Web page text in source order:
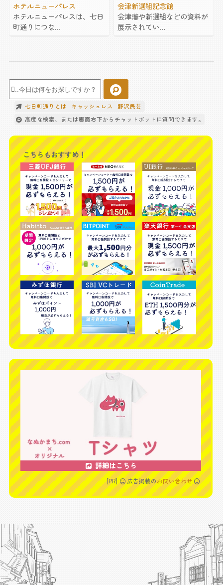
ホテルニューパレス
ホテルニューパレスは、七日
町通りにつな…
会津新選組記念館
会津藩や新選組などの資料が
展示されてい…
七日町通りとは キャッシュレス
野沢民芸
高度な検索、または画面右下からチャットボットに質問できます。
こちらもおすすめ！
詳細はこちら
[PR] 広告掲載のお問い合わせ